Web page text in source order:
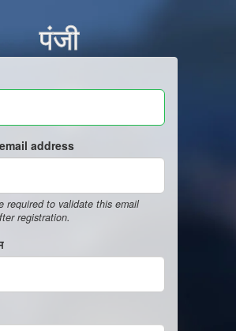
पंजी
address
required to validate this email
registration.